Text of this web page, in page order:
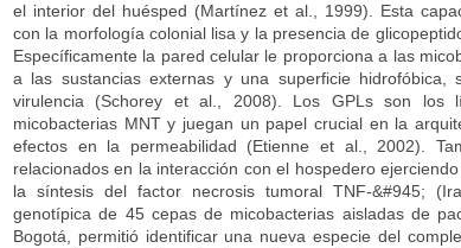
el interior del huésped (Martínez et al., 1999). Esta
con la morfología colonial lisa y la presencia de
Específicamente la pared celular le proporciona a las
a las sustancias externas y una superficie hidrofóbica,
virulencia (Schorey et al., 2008). Los GPLs son los
micobacterias MNT y juegan un papel crucial en la
efectos en la permeabilidad (Etienne et al., 2002).
relacionados en la interacción con el hospedero
la síntesis del factor necrosis tumoral TNF-&#945;
genotípica de 45 cepas de micobacterias aisladas de
Bogotá, permitió identificar una nueva especie del